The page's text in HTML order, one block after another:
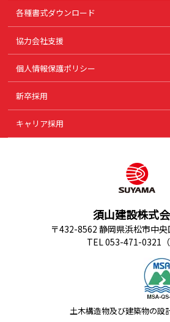
各種書式ダウンロード
協力会社支援
個人情報保護ポリシー
新卒採用
キャリア採用
須山建設株式
〒432-8562 静岡県浜松市中
TEL 053-471-0321（
土木構造物及び建築物の設